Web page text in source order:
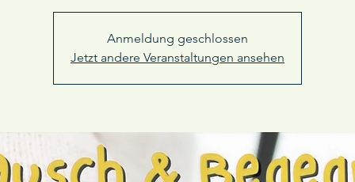
Anmeldung geschlossen
Jetzt andere Veranstaltungen ansehen